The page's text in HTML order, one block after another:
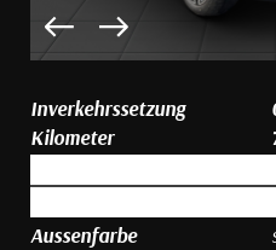
Inverkehrssetzung
Kilometer
Aussenfarbe